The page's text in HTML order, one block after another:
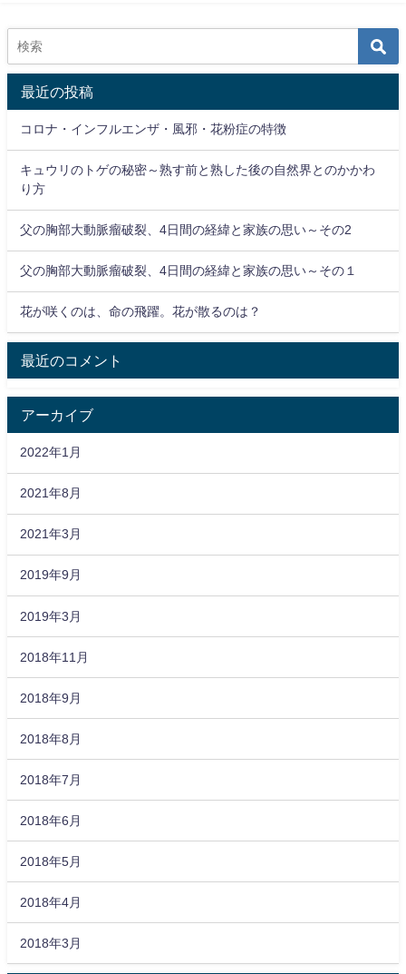
最近の投稿
コロナ・インフルエンザ・風邪・花粉症の特徴
キュウリのトゲの秘密～熟す前と熟した後の自然界とのかかわ
り方
父の胸部大動脈瘤破裂、4日間の経緯と家族の思い～その2
父の胸部大動脈瘤破裂、4日間の経緯と家族の思い～その１
花が咲くのは、命の飛躍。花が散るのは？
最近のコメント
アーカイブ
2022年1月
2021年8月
2021年3月
2019年9月
2019年3月
2018年11月
2018年9月
2018年8月
2018年7月
2018年6月
2018年5月
2018年4月
2018年3月